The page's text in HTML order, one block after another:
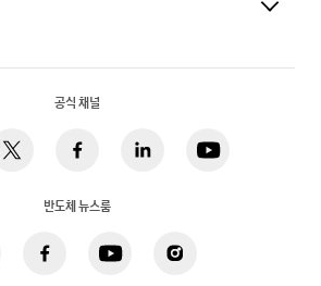
공식 채널
반도체 뉴스룸